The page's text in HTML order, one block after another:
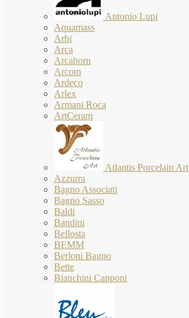
Antonio Lupi
Aquamass
Arbi
Arca
Arcahorn
Arcom
Ardeco
Arlex
Armani Roca
ArtCeram
Atlantis Porcelain Art
Azzurra
Bagno Associati
Bagno Sasso
Baldi
Bandini
Bellosta
BEMM
Berloni Bagno
Bette
Bianchini Capponi